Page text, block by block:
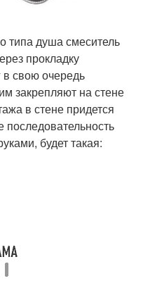
типа душа смеситель
прокладку
свою очередь
закрепляют на стене
в стене придется
будет такая: